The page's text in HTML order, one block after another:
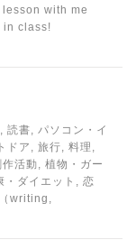
with me
in class!
読書, パソコン・イ
ドア, 旅行, 料理,
活動, 植物・ガー
・ダイエット, 恋
writing,